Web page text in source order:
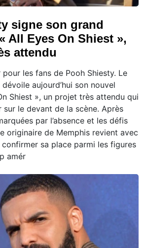
signe son grand
All Eyes On Shiest »,
attendu
pour les fans de Pooh Shiesty. Le
aujourd’hui son nouvel
Shiest », un projet très attendu qui
sur le devant de la scène. Après
par l’absence et les défis
originaire de Memphis revient avec
sa place parmi les figures
amér